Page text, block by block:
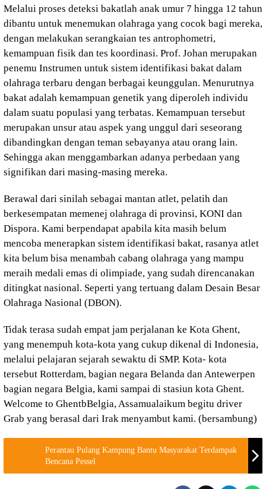
Melalui proses deteksi bakatlah anak umur 7 hingga 12 tahun
dibantu untuk menemukan olahraga yang cocok bagi mereka,
dengan melakukan serangkaian tes antrophometri,
kemampuan fisik dan tes koordinasi. Prof. Johan merupakan
penemu Instrumen untuk sistem identifikasi bakat dalam
olahraga terbaru dengan berbagai keunggulan. Menurutnya
bakat adalah kemampuan genetik yang diperoleh individu
dalam suatu populasi yang terbatas. Kemampuan tersebut
merupakan unsur atau aspek yang unggul dari seseorang
dibandingkan dengan teman sebayanya atau orang lain.
Sehingga akan menggambarkan adanya perbedaan yang
signifikan dari masing-masing mereka.
Berawal dari sinilah sebagai mantan atlet, pelatih dan
berkesempatan memenej olahraga di provinsi, KONI dan
Dispora. Kami berpendapat apabila kita masih belum
mencoba menerapkan sistem identifikasi bakat, rasanya atlet
kita belum bisa menambah cabang olahraga yang mampu
meraih medali emas di olimpiade, yang sudah direncanakan
ditingkat nasional. Seperti yang tertuang dalam Desain Besar
Olahraga Nasional (DBON).
Tidak terasa sudah empat jam perjalanan ke Kota Ghent,
yang menempuh kota-kota yang cukup dikenal di Indonesia,
melalui pelajaran sejarah sewaktu di SMP. Kota- kota
tersebut Rotterdam, bagian negara Belanda dan Antewerpen
bagian negara Belgia, kami sampai di stasiun kota Ghent.
Welcome to GhentbBelgia, Assamualaikum begitu driver
Grab yang berasal dari Irak menyambut kami. (bersambung)
Perantau Pulang Kampung Bantu Masyarakat Terdampak
Bencana Pessel